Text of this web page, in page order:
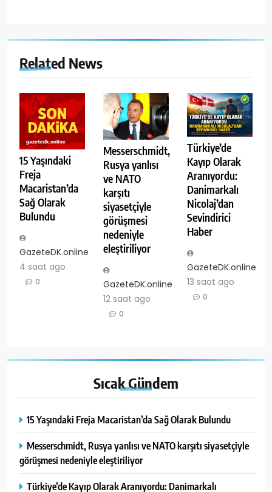
Related News
15 Yaşındaki
Freja
Macaristan’da
Sağ Olarak
Bulundu
GazeteDK.online
4 saat ago
0
Messerschmidt,
Rusya yanlısı
ve NATO
karşıtı
siyasetçiyle
görüşmesi
nedeniyle
eleştiriliyor
GazeteDK.online
12 saat ago
0
Türkiye’de
Kayıp Olarak
Aranıyordu:
Danimarkalı
Nicolaj’dan
Sevindirici
Haber
GazeteDK.online
13 saat ago
0
SıcakGündem
15 Yaşındaki Freja Macaristan’da Sağ Olarak Bulundu
Messerschmidt, Rusya yanlısı ve NATO karşıtı siyasetçiyle
görüşmesi nedeniyle eleştiriliyor
Türkiye’de Kayıp Olarak Aranıyordu: Danimarkalı